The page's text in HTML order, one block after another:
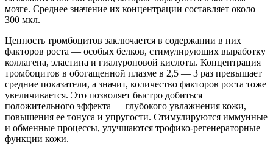
мозге. Среднее значение их концентрации составляет около
300 мкл.
Ценность тромбоцитов заключается в содержании в них
факторов роста — особых белков, стимулирующих выработку
коллагена, эластина и гиалуроновой кислоты. Концентрация
тромбоцитов в обогащенной плазме в 2,5 — 3 раз превышает
средние показатели, а значит, количество факторов роста тоже
увеличивается. Это позволяет быстро добиться
положительного эффекта — глубокого увлажнения кожи,
повышения ее тонуса и упругости. Стимулируются иммунные
и обменные процессы, улучшаются трофико-регенераторные
функции кожи.